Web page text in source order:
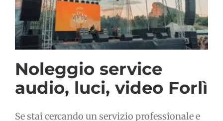
Noleggio service
audio, luci, video Forlì
Se stai cercando un servizio professionale e